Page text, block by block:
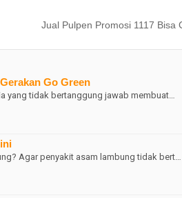
Jual Pulpen Promosi 1117 Bisa
Go Green
yang tidak bertanggung jawab membuat…
Agar penyakit asam lambung tidak bert…